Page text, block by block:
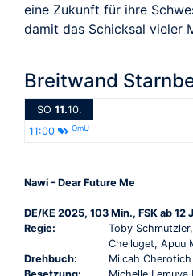
eine Zukunft für ihre
damit das Schicksal vieler
Breitwand
SO 11.10.
11:00
OmU
Nawi - Dear Future Me
DE/KE 2025, 103 Min., FSK ab 12
Regie:
Toby
Chelluget, Apuu
Drehbuch:
Milcah Cherotich